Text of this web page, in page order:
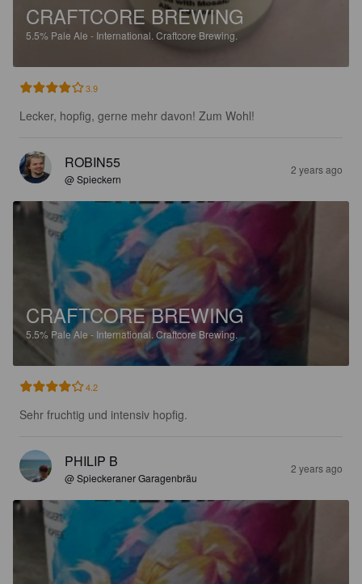
CRAFTCORE BREWING
5.5% Pale Ale - International. Craftcore Brewing.
3.9
Lecker, hopfig, gerne mehr davon! Zum Wohl!
ROBIN55
@ Spieckern
2 years ago
CRAFTCORE BREWING
5.5% Pale Ale - International. Craftcore Brewing.
4.2
Sehr fruchtig und intensiv hopfig.
PHILIP B
@ Spieckeraner Garagenbräu
2 years ago